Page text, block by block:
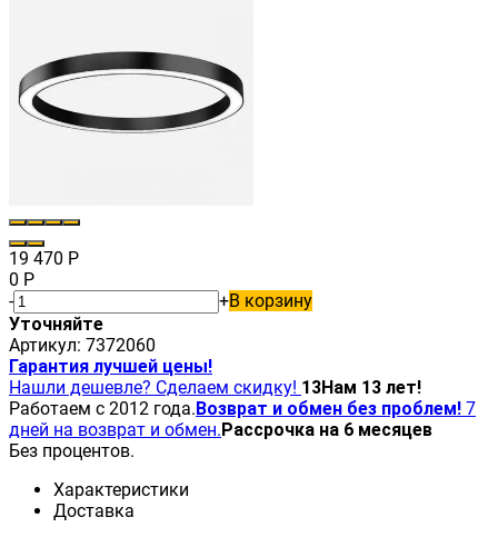
19 470 Р
0 Р
-
+В корзину
Уточняйте
Артикул: 7372060
Гарантия лучшей цены!
Нашли дешевле? Сделаем скидку! 13Нам 13 лет!
Работаем с 2012 года.Возврат и обмен без проблем! 7
дней на возврат и обмен.Рассрочка на 6 месяцев
Без процентов.
Характеристики
Доставка